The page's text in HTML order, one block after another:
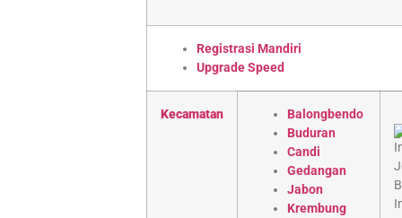
Registrasi Mandiri
Upgrade Speed
Kecamatan
Balongbendo
Buduran
Candi
Gedangan
Jabon
Krembung